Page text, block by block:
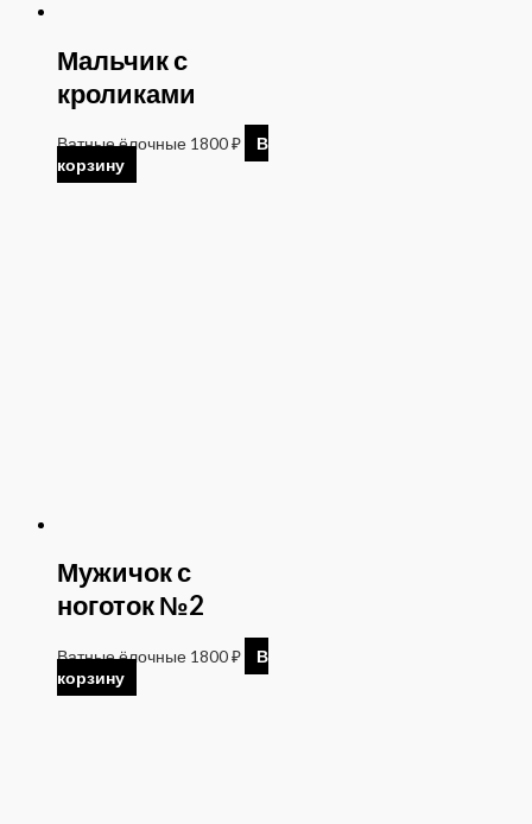
Мальчик с
кроликами
Ватные ёлочные 1800₽
В
корзину
Мужичок с
ноготок №2
Ватные ёлочные 1800₽
В
корзину